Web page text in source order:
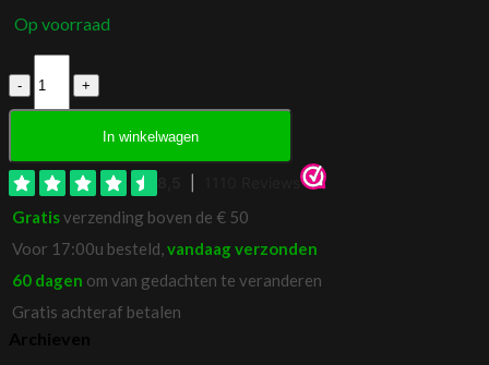
Op voorraad
3
(86
Wit
aantal
In winkelwagen
Gratisverzending boven de € 50
Voor 17:00u besteld,vandaag verzonden
60 dagen om van gedachten te veranderen
Gratis achteraf betalen